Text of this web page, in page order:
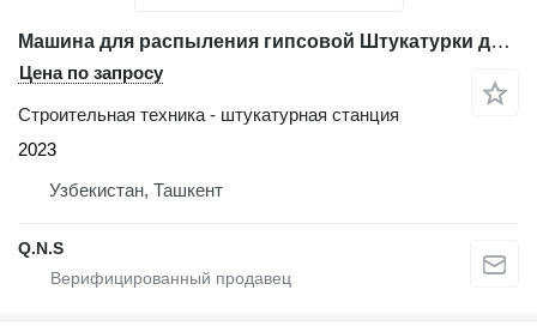
Машина для распыления гипсовой Штукатурки для сухого порошка M9
Цена по запросу
Строительная техника - штукатурная станция
2023
Узбекистан, Ташкент
Q.N.S